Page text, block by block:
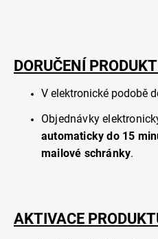
DORUČENÍ
V elektronické podobě
Objednávky
automaticky do 15
mailové schránky.
AKTIVACE